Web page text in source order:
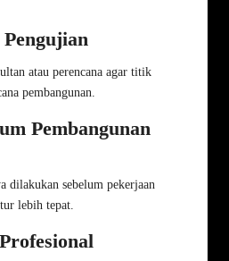
atau perencana agar titik
pembangunan.
Pembangunan
dilakukan sebelum pekerjaan
lebih tepat.